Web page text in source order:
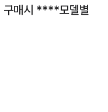
구매시 ****모델별